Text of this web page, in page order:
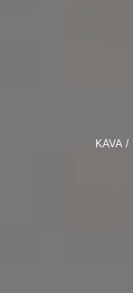
KAVA